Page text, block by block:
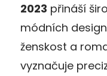
2023 přináší
módních
ženskost a
vyznačuje